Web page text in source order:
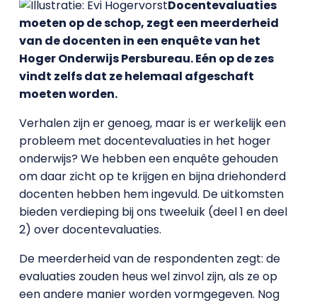
Docentevaluaties
moeten op de schop, zegt een meerderheid
van de docenten in een enquête van het
Hoger Onderwijs Persbureau. Eén op de zes
vindt zelfs dat ze helemaal afgeschaft
moeten worden.
Verhalen zijn er genoeg, maar is er werkelijk een
probleem met docentevaluaties in het hoger
onderwijs? We hebben een enquête gehouden
om daar zicht op te krijgen en bijna driehonderd
docenten hebben hem ingevuld. De uitkomsten
bieden verdieping bij ons tweeluik (deel 1 en deel
2) over docentevaluaties.
De meerderheid van de respondenten zegt: de
evaluaties zouden heus wel zinvol zijn, als ze op
een andere manier worden vormgegeven. Nog